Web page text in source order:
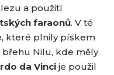
a použití
faraonů. V té
které plnily pískem
břehu Nilu, kde měly
da Vinci je použil